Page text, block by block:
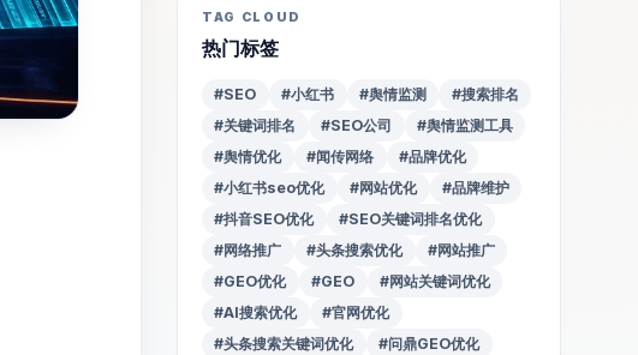
TAG CLOUD
热门标签
#SEO #小红书 #舆情监测
#搜索排名
#关键词排名
#SEO公司
#舆情监测工具
#舆情优化
#闻传网络
#品牌优化
#小红书seo优化
#网站优化
#品牌维护
#抖音SEO优化
#SEO关键词排名优化
#网络推广
#头条搜索优化
#网站推广
#GEO优化
#GEO
#网站关键词优化
#AI搜索优化
#官网优化
#头条搜索关键词优化
#问鼎GEO优化